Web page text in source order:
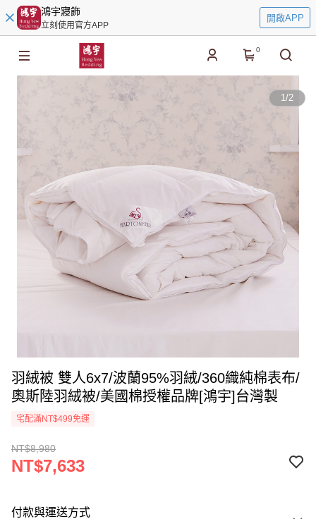
鴻宇寢飾
立刻使用官方APP
開啟APP
0
1/2
羽絨被 雙人6x7/波蘭95%羽絨/360織純棉表布/
奧斯陸羽絨被/美國棉授權品牌[鴻宇]台灣製
宅配滿NT$499免運
NT$8,980
NT$7,633
付款與運送方式